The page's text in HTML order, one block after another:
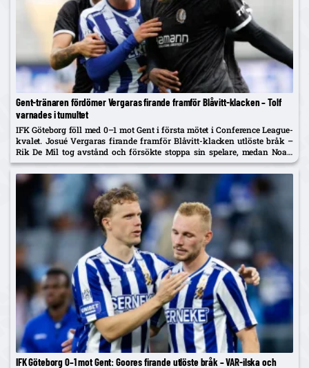
Gent-tränaren fördömer Vergaras firande framför Blåvitt-klacken – Tolf
varnades i tumultet
IFK Göteborg föll med 0–1 mot Gent i första mötet i Conference League-
kvalet. Josué Vergaras firande framför Blåvitt-klacken utlöste bråk –
Rik De Mil tog avstånd och försökte stoppa sin spelare, medan Noah
Tolf varnades och Erlingmark sågar domarinsatsen.
IFK Göteborg 0–1 mot Gent: Goores firande utlöste bråk – VAR-ilska och